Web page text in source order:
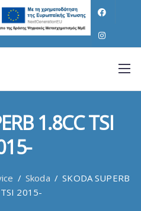
1.8CC TSI
/ Skoda / SKODA SUPERB
TSI 2015-